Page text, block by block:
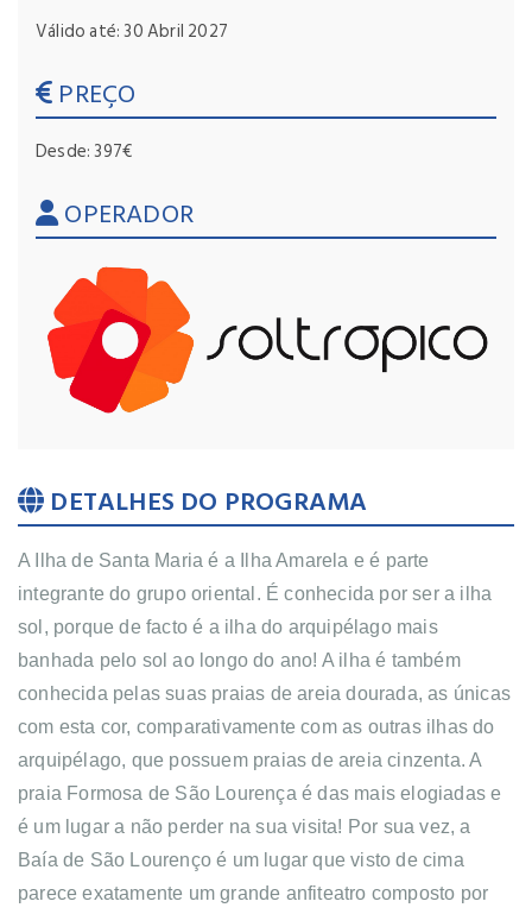
Válido até: 30 Abril 2027
PREÇO
Desde: 397€
OPERADOR
DETALHES DO PROGRAMA
A Ilha de Santa Maria é a Ilha Amarela e é parte
integrante do grupo oriental. É conhecida por ser a ilha
sol, porque de facto é a ilha do arquipélago mais
banhada pelo sol ao longo do ano! A ilha é também
conhecida pelas suas praias de areia dourada, as únicas
com esta cor, comparativamente com as outras ilhas do
arquipélago, que possuem praias de areia cinzenta. A
praia Formosa de São Lourença é das mais elogiadas e
é um lugar a não perder na sua visita! Por sua vez, a
Baía de São Lourenço é um lugar que visto de cima
parece exatamente um grande anfiteatro composto por